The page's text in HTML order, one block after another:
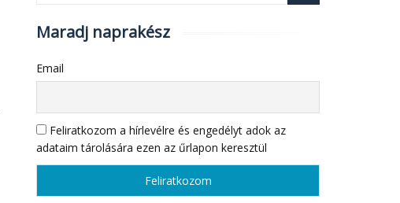
Maradj naprakész
Email
Feliratkozom a hírlevélre és engedélyt adok az
adataim tárolására ezen az űrlapon keresztül